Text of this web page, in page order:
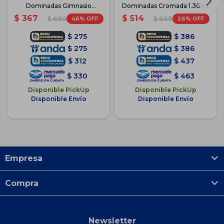
Dominadas Gimnasio
Cromada
$ 367 $ 690 46
$ 275
$ 275
$ 312
$ 330
Disponible PickUp
Disponible Envío
Dominadas Cromada 1.30mt
$ 514 $ 699 26
$ 386
$ 386
$ 437
$ 463
Disponible PickUp
Disponible Envío
Empresa
Compra
Newsletter